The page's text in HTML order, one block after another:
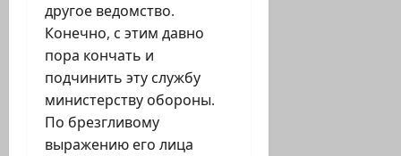
другое ведомство.
Конечно, с этим давно
пора кончать и
подчинить эту службу
министерству обороны.
По брезгливому
выражению его лица